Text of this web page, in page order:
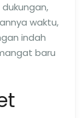
waktu,
indah
baru